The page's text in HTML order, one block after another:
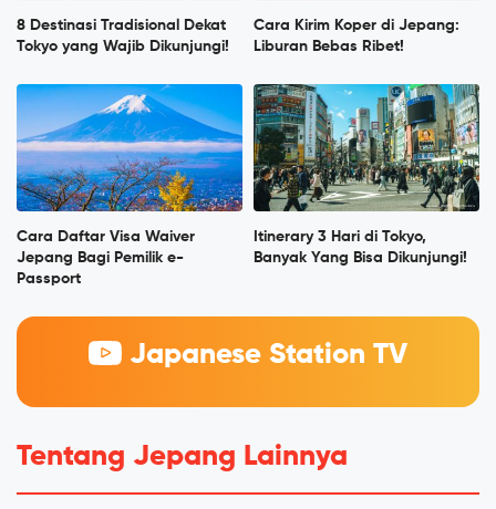
8 Destinasi Tradisional Dekat
Tokyo yang Wajib Dikunjungi!
Cara Kirim Koper di Jepang:
Liburan Bebas Ribet!
Cara Daftar Visa Waiver
Jepang Bagi Pemilik e-
Passport
Itinerary 3 Hari di Tokyo,
Banyak Yang Bisa Dikunjungi!
Japanese Station TV
Tentang Jepang Lainnya